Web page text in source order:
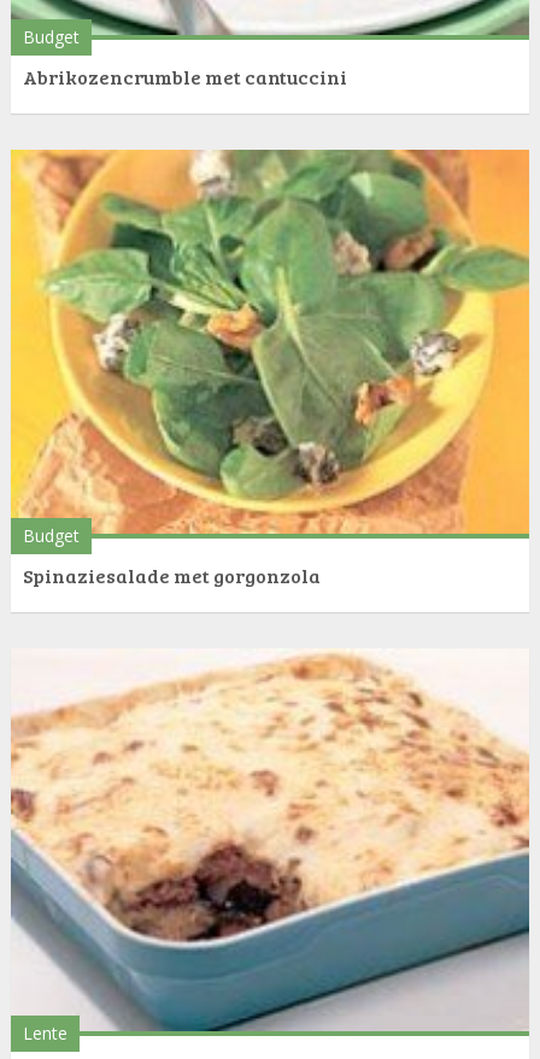
Budget
Abrikozencrumble met cantuccini
Budget
Spinaziesalade met gorgonzola
Lente